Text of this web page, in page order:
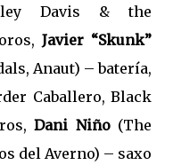
Davis & the
Javier “Skunk”
Anaut) – batería,
Caballero, Black
Dani Niño(The
del Averno) – saxo